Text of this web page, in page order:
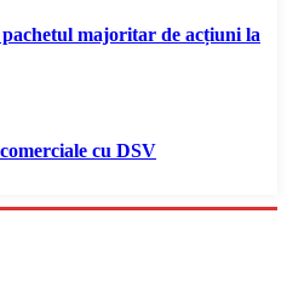
majoritar de acțiuni la
cu DSV